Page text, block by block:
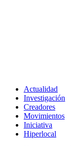
Actualidad
Investigación
Creadores
Movimientos
Iniciativa
Hiperlocal